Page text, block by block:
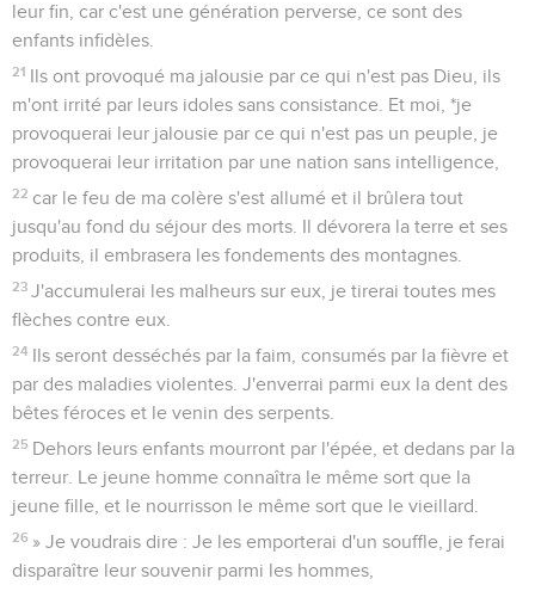
leur fin, car c'est une génération perverse, ce sont des
enfants infidèles.
21 Ils ont provoqué ma jalousie par ce qui n'est pas Dieu, ils
m'ont irrité par leurs idoles sans consistance. Et moi, *je
provoquerai leur jalousie par ce qui n'est pas un peuple, je
provoquerai leur irritation par une nation sans intelligence,
22 car le feu de ma colère s'est allumé et il brûlera tout
jusqu'au fond du séjour des morts. Il dévorera la terre et ses
produits, il embrasera les fondements des montagnes.
23 J'accumulerai les malheurs sur eux, je tirerai toutes mes
flèches contre eux.
24 Ils seront desséchés par la faim, consumés par la fièvre et
par des maladies violentes. J'enverrai parmi eux la dent des
bêtes féroces et le venin des serpents.
25 Dehors leurs enfants mourront par l'épée, et dedans par la
terreur. Le jeune homme connaîtra le même sort que la
jeune fille, et le nourrisson le même sort que le vieillard.
26 » Je voudrais dire : Je les emporterai d'un souffle, je ferai
disparaître leur souvenir parmi les hommes,